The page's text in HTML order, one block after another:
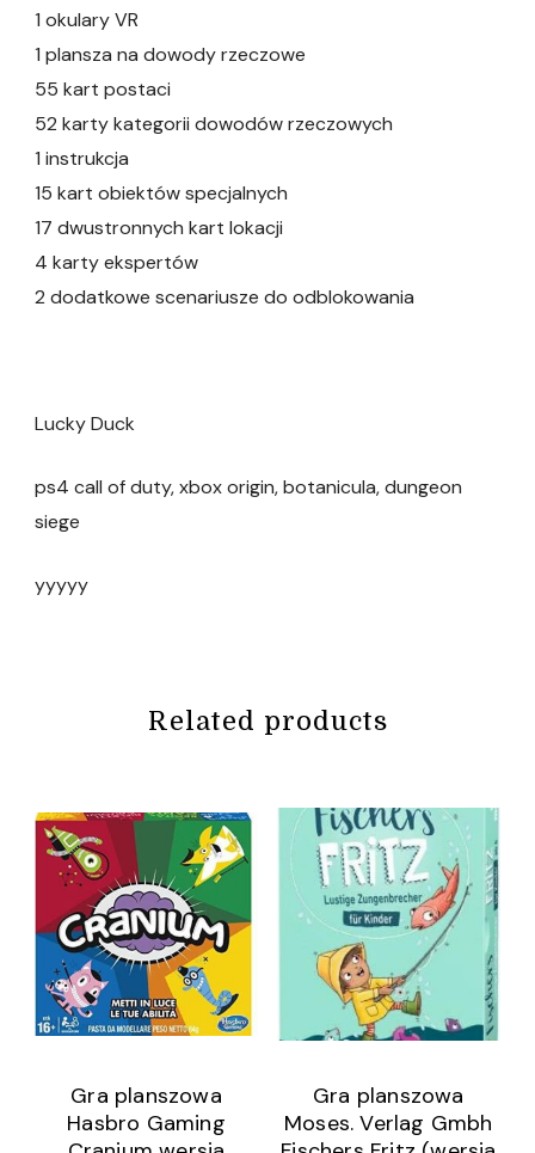
1 okulary VR
1 plansza na dowody rzeczowe
55 kart postaci
52 karty kategorii dowodów rzeczowych
1 instrukcja
15 kart obiektów specjalnych
17 dwustronnych kart lokacji
4 karty ekspertów
2 dodatkowe scenariusze do odblokowania
Lucky Duck
ps4 call of duty, xbox origin, botanicula, dungeon
siege
yyyyy
Related products
Gra planszowa
Hasbro Gaming
Gra planszowa
Moses. Verlag Gmbh